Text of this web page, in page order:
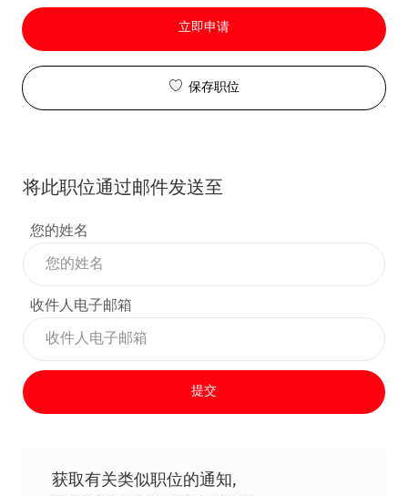
立即申请
保存职位
将此职位通过邮件发送至
您的姓名
收件人电子邮箱
提交
获取有关类似职位的通知,